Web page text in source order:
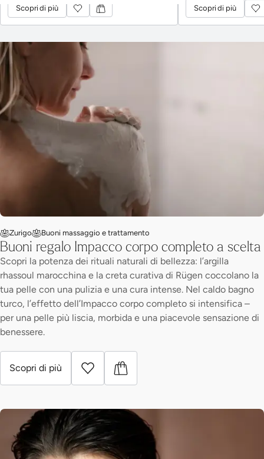
Scopri di più Scopri di più
Zurigo Buoni massaggio e trattamento
Buoni regalo Impacco corpo completo a scelta
Scopri la potenza dei rituali naturali di bellezza: l’argilla
rhassoul marocchina e la creta curativa di Rügen coccolano la
tua pelle con una pulizia e una cura intense. Nel caldo bagno
turco, l’effetto dell’Impacco corpo completo si intensifica –
per una pelle più liscia, morbida e una piacevole sensazione di
benessere.
Scopri di più